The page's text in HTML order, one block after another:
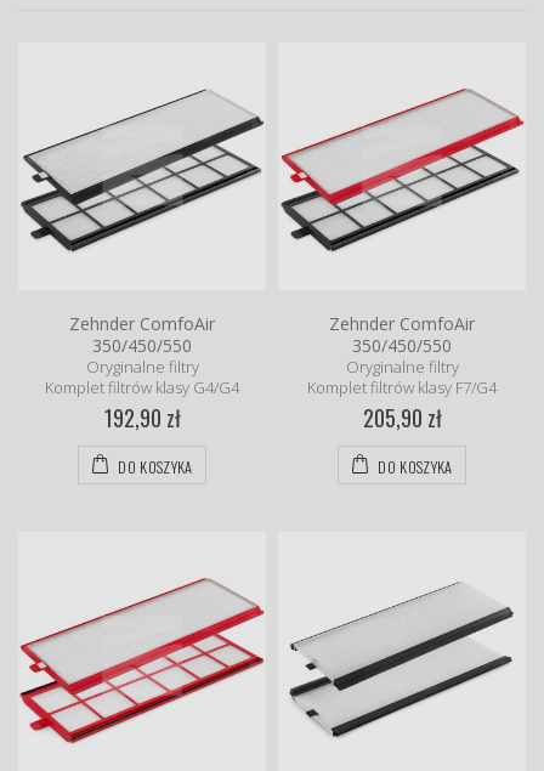
Zehnder ComfoAir
350/450/550
Oryginalne filtry
Komplet filtrów klasy G4/G4
192,90 zł
DO KOSZYKA
Zehnder ComfoAir
350/450/550
Oryginalne filtry
Komplet filtrów klasy F7/G4
205,90 zł
DO KOSZYKA